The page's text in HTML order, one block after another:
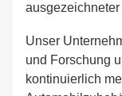
ausgezeichneter
Unser
und Forschung
kontinuierlich